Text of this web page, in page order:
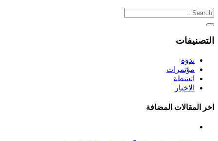
التصنيفات
ندوة
مؤتمرات
انشطة
الاخبار
اخر المقالات المضافة